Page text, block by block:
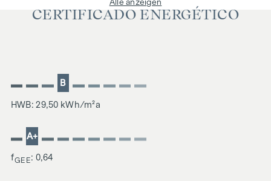
Alle anzeigen
CERTIFICADO ENERGÉTICO
B
HWB: 29,50 kWh/m²a
A+
fGEE: 0,64